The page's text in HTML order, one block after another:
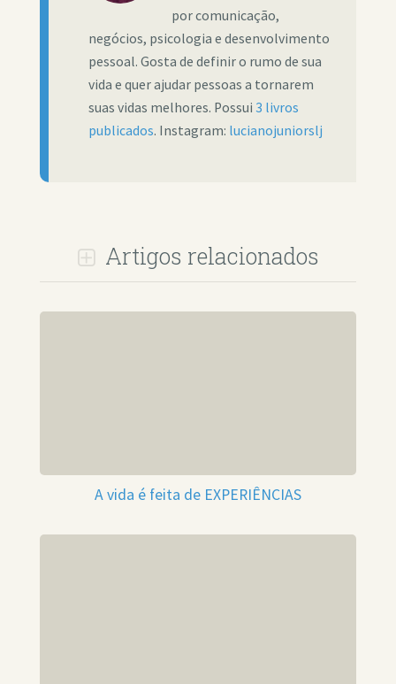
por comunicação,
negócios, psicologia e desenvolvimento
pessoal. Gosta de definir o rumo de sua
vida e quer ajudar pessoas a tornarem
suas vidas melhores. Possui 3 livros
publicados. Instagram: lucianojuniorslj
Artigos relacionados
A vida é feita de EXPERIÊNCIAS